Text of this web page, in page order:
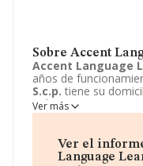
Sobre Accent
Accent Language
años de
S.c.p. tiene su
Cabrera Ramirez, 19,
Enmarca su
aparece inscrita
Ver más
Ver el
Language